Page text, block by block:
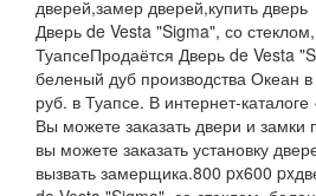
дверей,замер дверей,купить дверь
Дверь de Vesta "Sigma", со
ТуапсеПродаётся Дверь de Vesta
беленый дуб производства Океан
руб. в Туапсе. В интернет-
Вы можете заказать двери и
вы можете заказать установку
вызвать замерщика.800 px600 px